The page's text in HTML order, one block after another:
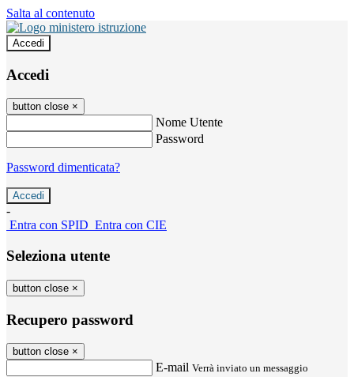
Salta al contenuto
Accedi
Accedi
button close ×
Nome Utente
Password
Password dimenticata?
-
Entra con SPID Entra con CIE
Seleziona utente
button close ×
Recupero password
button close ×
E-mail Verrà inviato un messaggio